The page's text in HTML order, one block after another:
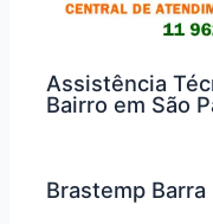
Assistência
Bairro em São
Brastemp Barra